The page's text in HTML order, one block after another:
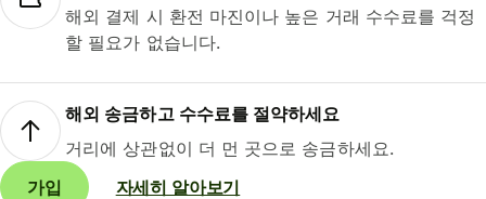
해외 결제 시 환전 마진이나 높은 거래 수수료를 걱정
할 필요가 없습니다.
해외 송금하고 수수료를 절약하세요
거리에 상관없이 더 먼 곳으로 송금하세요.
가입
자세히 알아보기